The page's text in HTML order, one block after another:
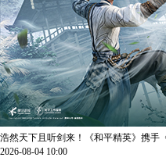
浩然天下且听剑来！《和平精英》携手
2026-08-04 10:00